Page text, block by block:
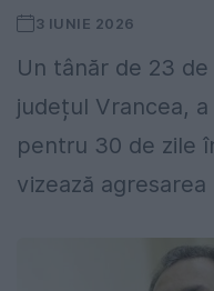
3 IUNIE 2026
Un tânăr de 23
județul Vrancea,
pentru 30 de zile
vizează